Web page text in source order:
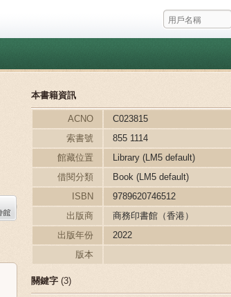
本書籍資訊
ACNO
C023815
索書號
855 1114
館藏位置
Library (LM5 default)
借閱分類
Book (LM5 default)
ISBN
9789620746512
出版商
商務印書館（香港）
出版年份
2022
版本
關鍵字 (3)